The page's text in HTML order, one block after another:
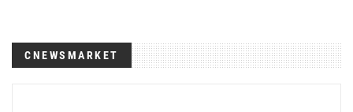
CNEWSMARKET